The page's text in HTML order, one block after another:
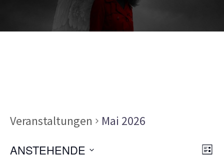
Veranstaltungen Mai 2026
LISTE
ANSTEHENDE